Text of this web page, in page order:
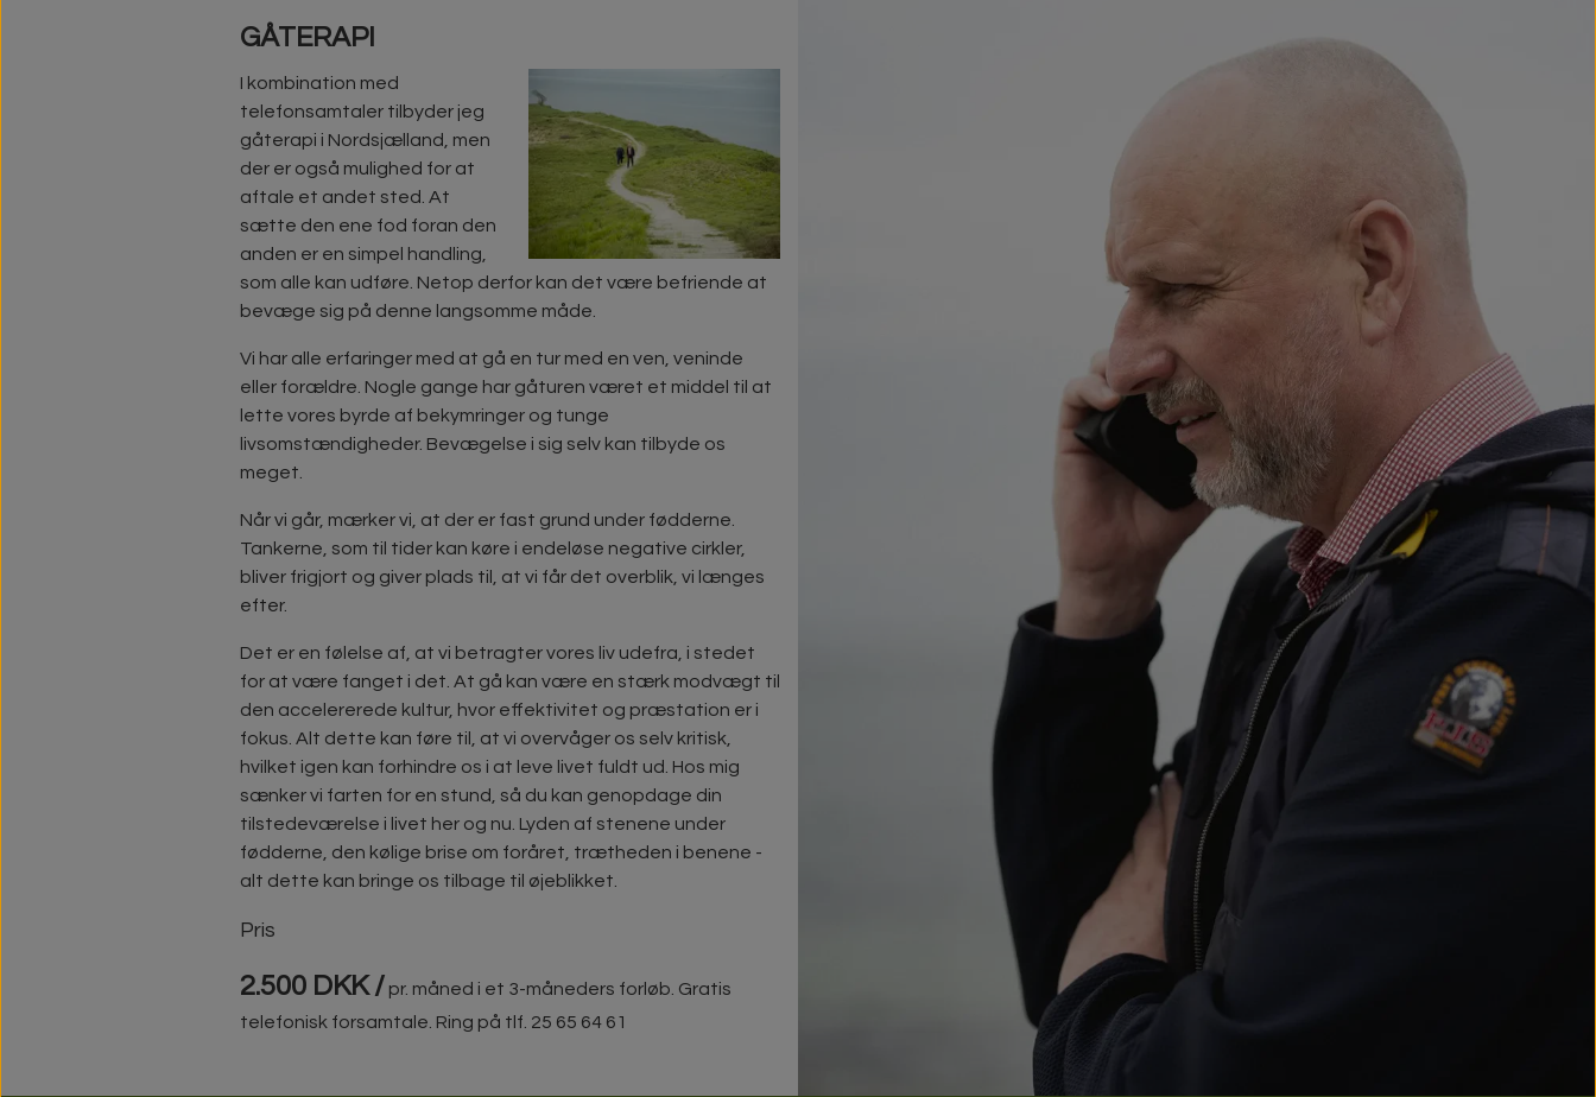
GÅTERAPI
I kombination med
telefonsamtaler tilbyder jeg
gåterapi i Nordsjælland, men
der er også mulighed for at
aftale et andet sted. At
sætte den ene fod foran den
anden er en simpel handling,
som alle kan udføre. Netop derfor kan det være befriende at
bevæge sig på denne langsomme måde.
Vi har alle erfaringer med at gå en tur med en ven, veninde
eller forældre. Nogle gange har gåturen været et middel til at
lette vores byrde af bekymringer og tunge
livsomstændigheder. Bevægelse i sig selv kan tilbyde os
meget.
Når vi går, mærker vi, at der er fast grund under fødderne.
Tankerne, som til tider kan køre i endeløse negative cirkler,
bliver frigjort og giver plads til, at vi får det overblik, vi længes
efter.
Det er en følelse af, at vi betragter vores liv udefra, i stedet
for at være fanget i det. At gå kan være en stærk modvægt til
den accelererede kultur, hvor effektivitet og præstation er i
fokus. Alt dette kan føre til, at vi overvåger os selv kritisk,
hvilket igen kan forhindre os i at leve livet fuldt ud. Hos mig
sænker vi farten for en stund, så du kan genopdage din
tilstedeværelse i livet her og nu. Lyden af stenene under
fødderne, den kølige brise om foråret, trætheden i benene -
alt dette kan bringe os tilbage til øjeblikket.
Pris
2.500 DKK / pr. måned i et 3-måneders forløb. Gratis
telefonisk forsamtale. Ring på tlf. 25 65 64 61